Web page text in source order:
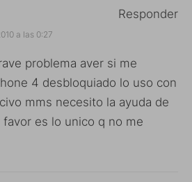
a las 0:27
problema aver si me
4 desbloquiado lo uso con
mms necesito la ayuda de
es lo unico q no me
Responder